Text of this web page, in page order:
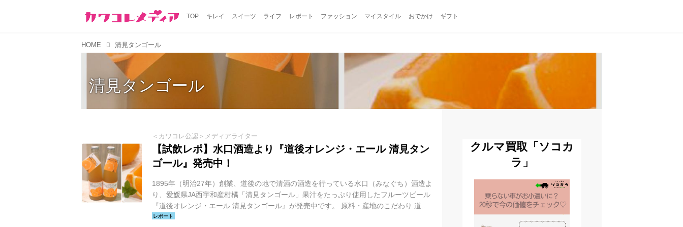
TOP キレイ スイーツ ライフ レポート ファッション マイスタイル おでかけ ギフト
HOME 清見タンゴール
清見タンゴール
＜カワコレ公認＞メディアライター
【試飲レポ】水口酒造より『道後オレンジ・エール 清見タン
ゴール』発売中！
1895年（明治27年）創業、道後の地で清酒の酒造を行っている水口（みなぐち）酒造よ
り、愛媛県JA西宇和産柑橘「清見タンゴール」果汁をたっぷり使用したフルーツビール
『道後オレンジ・エール 清見タンゴール』が発売中です。 原料・産地のこだわり 道後
ビールのメイン原材料の「麦芽」は、カナダ産ロースト麦芽をメインに使用。原材料率
クルマ買取「ソコカ
ラ」